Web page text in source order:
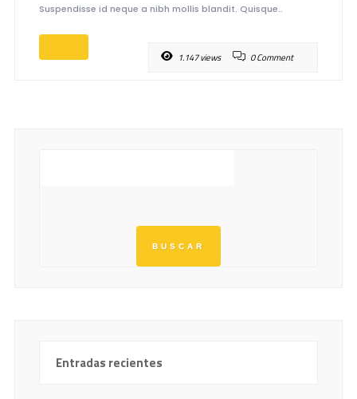
Suspendisse id neque a nibh mollis blandit. Quisque..
1.147 views 0 Comment
Entradas recientes